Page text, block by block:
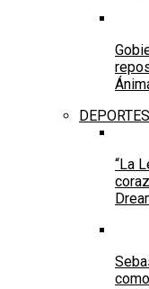
DEPORTES
“La